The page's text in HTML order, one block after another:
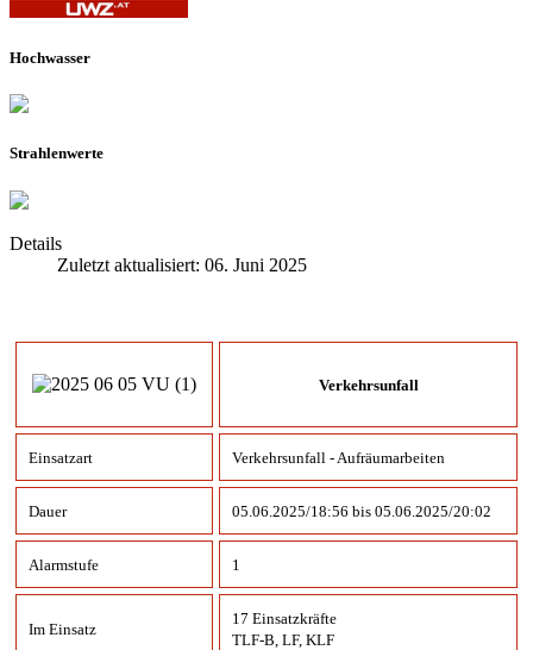
Hochwasser
Strahlenwerte
Details
Zuletzt aktualisiert: 06. Juni 2025
Verkehrsunfall
Einsatzart Verkehrsunfall - Aufräumarbeiten
Dauer 05.06.2025/18:56 bis 05.06.2025/20:02
Alarmstufe 1
Im Einsatz
17 Einsatzkräfte
TLF-B, LF, KLF